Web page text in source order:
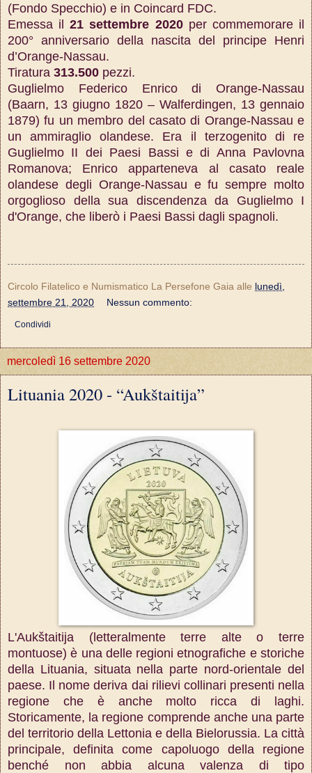
(Fondo Specchio) e in Coincard FDC.
Emessa il21 settembre 2020per commemorare il
200° anniversario della nascita del principe Henri
d’Orange-Nassau.
Tiratura 313.500 pezzi.
Guglielmo Federico Enrico di Orange-Nassau
(Baarn, 13 giugno 1820 – Walferdingen, 13 gennaio
1879) fu un membro del casato di Orange-Nassau e
un ammiraglio olandese. Era il terzogenito di re
Guglielmo II dei Paesi Bassi e di Anna Pavlovna
Romanova; Enrico apparteneva al casato reale
olandese degli Orange-Nassau e fu sempre molto
orgoglioso della sua discendenza da Guglielmo I
d'Orange, che liberò i Paesi Bassi dagli spagnoli.
Circolo Filatelico e Numismatico La Persefone Gaia alle lunedì,
settembre 21, 2020
Nessun commento:
Condividi
mercoledì 16 settembre 2020
Lituania 2020 - “Aukštaitija”
L'Aukštaitija (letteralmente terre alte o terre
montuose) è una delle regioni etnografiche e storiche
della Lituania, situata nella parte nord-orientale del
paese. Il nome deriva dai rilievi collinari presenti nella
regione che è anche molto ricca di laghi.
Storicamente, la regione comprende anche una parte
del territorio della Lettonia e della Bielorussia. La città
principale, definita come capoluogo della regione
benché non abbia alcuna valenza di tipo